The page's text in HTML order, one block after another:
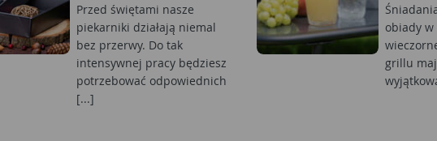
Przed świętami nasze
piekarniki działają niemal
bez przerwy. Do tak
intensywnej pracy będziesz
potrzebować odpowiednich
[...]
obiady
grillu